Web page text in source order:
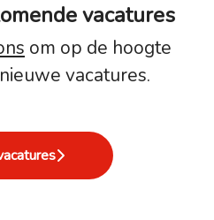
vacatures
om op de hoogte
vacatures.